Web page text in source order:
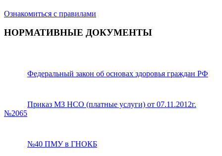
Ознакомиться с правилами
НОРМАТИВНЫЕ ДОКУМЕНТЫ
Федеральный закон об основах здоровья граждан РФ
Приказ МЗ НСО (платные услуги) от 07.11.2012г.
№2065
№40 ПМУ в ГНОКБ